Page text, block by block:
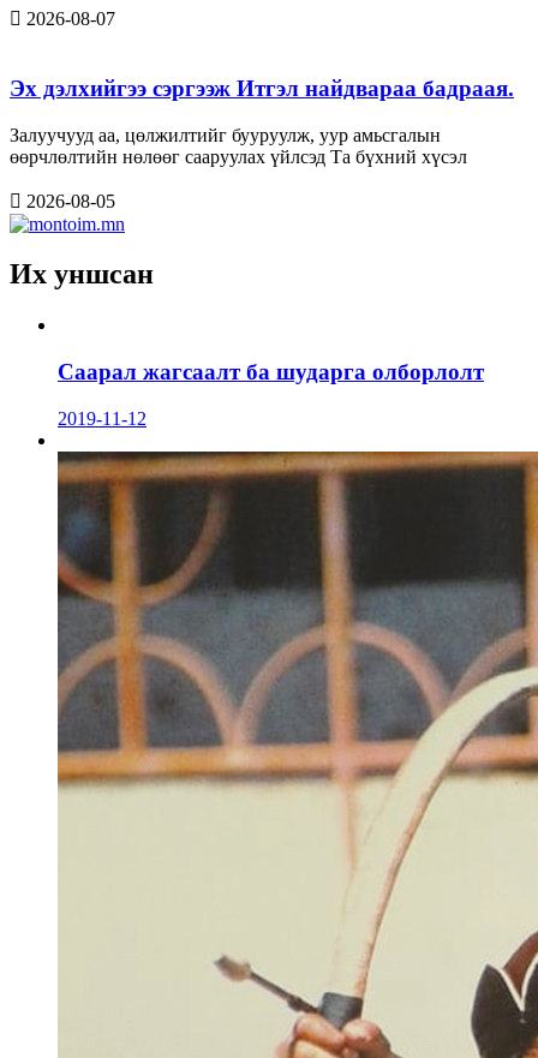
2026-08-07
Эх дэлхийгээ сэргээж Итгэл найдвараа бадраая.
Залуучууд аа, цөлжилтийг бууруулж, уур амьсгалын
өөрчлөлтийн нөлөөг сааруулах үйлсэд Та бүхний хүсэл
2026-08-05
Их уншсан
Саарал жагсаалт ба шударга олборлолт
2019-11-12